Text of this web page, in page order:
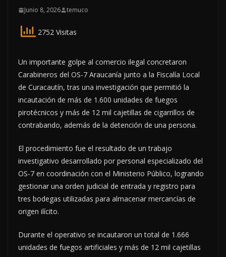
Junio 8, 2026 temuco
2752 Visitas
Un importante golpe al comercio ilegal concretaron
Carabineros del OS-7 Araucanía junto a la Fiscalía Local
de Curacautín, tras una investigación que permitió la
incautación de más de 1.600 unidades de fuegos
pirotécnicos y más de 12 mil cajetillas de cigarrillos de
contrabando, además de la detención de una persona.
El procedimiento fue el resultado de un trabajo
investigativo desarrollado por personal especializado del
OS-7 en coordinación con el Ministerio Público, logrando
gestionar una orden judicial de entrada y registro para
tres bodegas utilizadas para almacenar mercancías de
origen ilícito.
Durante el operativo se incautaron un total de 1.666
unidades de fuegos artificiales y más de 12 mil cajetillas